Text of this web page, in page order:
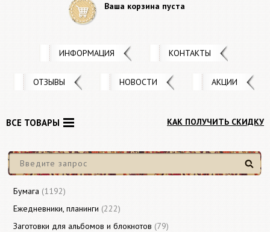
Ваша корзина пуста
ИНФОРМАЦИЯ КОНТАКТЫ
ОТЗЫВЫ НОВОСТИ АКЦИИ
КАК ПОЛУЧИТЬ СКИДКУ
Найти
ВСЕ ТОВАРЫ
Бумага (1192)
Ежедневники, планинги (222)
Заготовки для альбомов и блокнотов (79)